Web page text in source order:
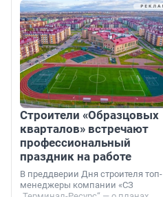
Строители «Образцовых
кварталов» встречают
профессиональный
праздник на работе
В преддверии Дня строителя топ-
менеджеры компании «СЗ